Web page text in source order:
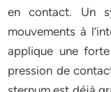
en contact. Un
mouvements à
applique une
pression de